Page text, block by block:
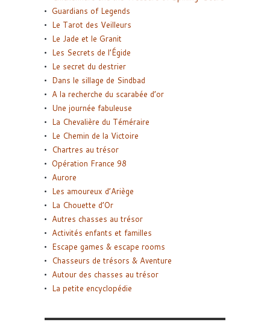
Guardians of Legends
Le Tarot des Veilleurs
Le Jade et le Granit
Les Secrets de l’Égide
Le secret du destrier
Dans le sillage de Sindbad
A la recherche du scarabée d’or
Une journée fabuleuse
La Chevalière du Téméraire
Le Chemin de la Victoire
Chartres au trésor
Opération France 98
Aurore
Les amoureux d’Ariège
La Chouette d’Or
Autres chasses au trésor
Activités enfants et familles
Escape games & escape rooms
Chasseurs de trésors & Aventure
Autour des chasses au trésor
La petite encyclopédie